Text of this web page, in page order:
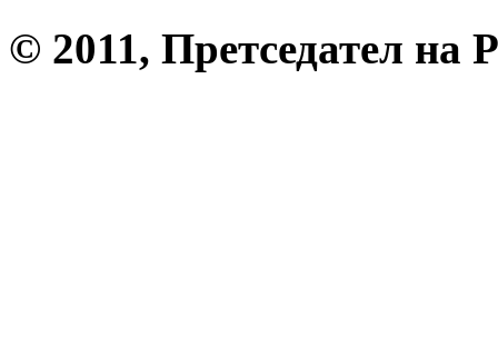
© 2011, Претседател на